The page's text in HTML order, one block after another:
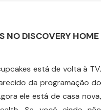
NO DISCOVERY HOME
está de volta à TV.
da programação do
ele está de casa nova,